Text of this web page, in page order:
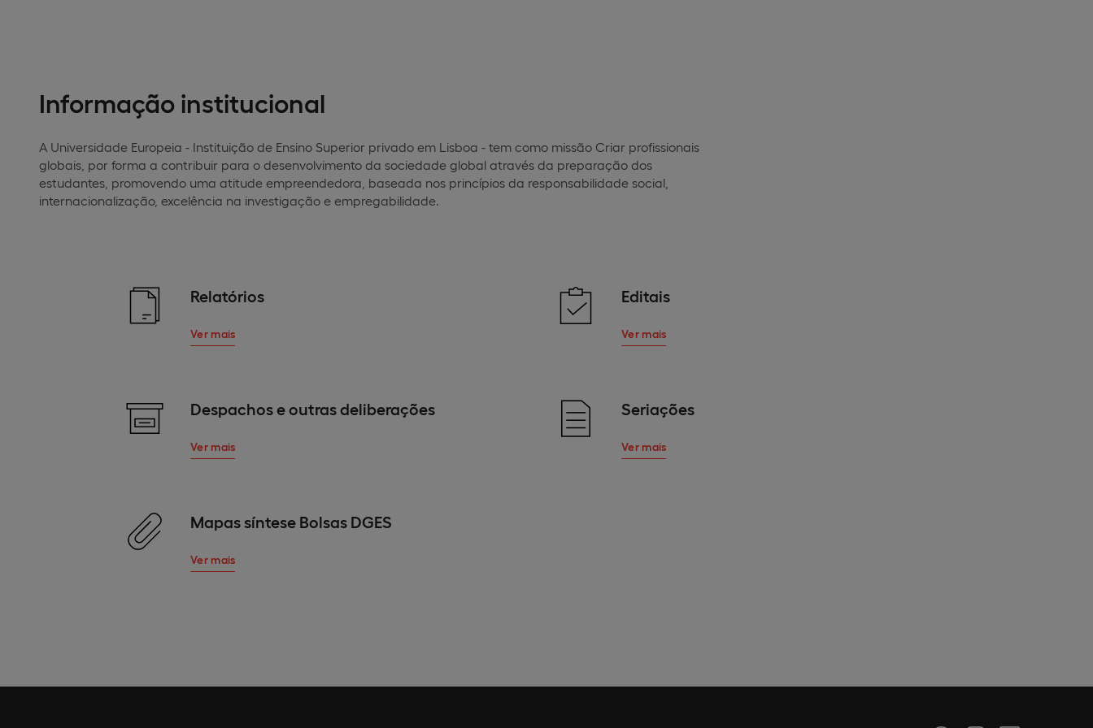
Informação institucional
A Universidade Europeia - Instituição de Ensino Superior privado em Lisboa - tem como missão Criar profissionais
globais, por forma a contribuir para o desenvolvimento da sociedade global através da preparação dos
estudantes, promovendo uma atitude empreendedora, baseada nos princípios da responsabilidade social,
internacionalização, excelência na investigação e empregabilidade.
Relatórios
Ver mais
Editais
Ver mais
Despachos e outras deliberações
Ver mais
Seriações
Ver mais
Mapas síntese Bolsas DGES
Ver mais